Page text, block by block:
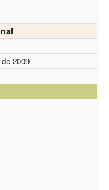
2009